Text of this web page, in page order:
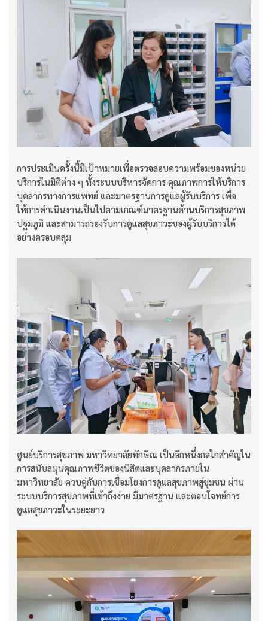
การประเมินครั้งนี้มีเป้าหมายเพื่อตรวจสอบความพร้อมของหน่วย
บริการในมิติต่าง ๆ ทั้งระบบบริหารจัดการ คุณภาพการให้บริการ
บุคลากรทางการแพทย์ และมาตรฐานการดูแลผู้รับบริการ เพื่อ
ให้การดำเนินงานเป็นไปตามเกณฑ์มาตรฐานด้านบริการสุขภาพ
ปฐมภูมิ และสามารถรองรับการดูแลสุขภาวะของผู้รับบริการได้
อย่างครอบคลุม
ศูนย์บริการสุขภาพ มหาวิทยาลัยทักษิณ เป็นอีกหนึ่งกลไกสำคัญใน
การสนับสนุนคุณภาพชีวิตของนิสิตและบุคลากรภายใน
มหาวิทยาลัย ควบคู่กับการเชื่อมโยงการดูแลสุขภาพสู่ชุมชน ผ่าน
ระบบบริการสุขภาพที่เข้าถึงง่าย มีมาตรฐาน และตอบโจทย์การ
ดูแลสุขภาวะในระยะยาว